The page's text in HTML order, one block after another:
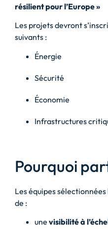
résilient pour l’Europe »
Les projets devront
suivants :
Énergie
Sécurité
Économie
Infrastructures
Pourquoi
Les équipes
de :
une visibilité à